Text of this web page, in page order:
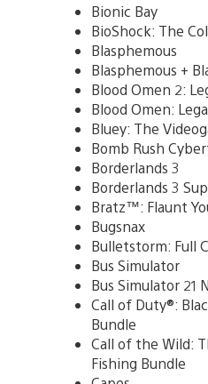
Bionic Bay
BioShock: The
Blasphemous
Blasphemous +
Blood Omen 2:
Blood Omen:
Bluey: The
Bomb Rush
Borderlands 3
Borderlands 3
Bratz™: Flaunt
Bugsnax
Bulletstorm: Full
Bus Simulator
Bus Simulator 21
Call of Duty®:
Bundle
Call of the Wild:
Fishing Bundle